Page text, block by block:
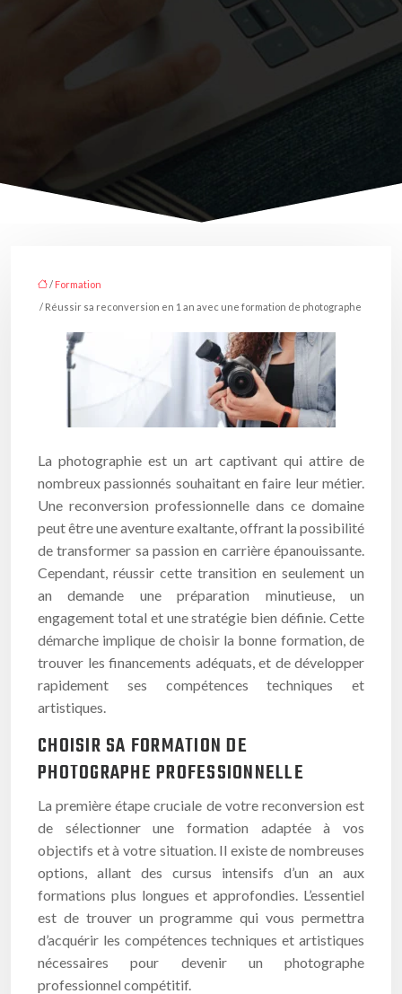
/ Formation
/ Réussir sa reconversion en 1 an avec une formation de photographe
La photographie est un art captivant qui attire de
nombreux passionnés souhaitant en faire leur métier.
Une reconversion professionnelle dans ce domaine
peut être une aventure exaltante, offrant la possibilité
de transformer sa passion en carrière épanouissante.
Cependant, réussir cette transition en seulement un
an demande une préparation minutieuse, un
engagement total et une stratégie bien définie. Cette
démarche implique de choisir la bonne formation, de
trouver les financements adéquats, et de développer
rapidement ses compétences techniques et
artistiques.
CHOISIR SA FORMATION DE
PHOTOGRAPHE PROFESSIONNELLE
La première étape cruciale de votre reconversion est
de sélectionner une formation adaptée à vos
objectifs et à votre situation. Il existe de nombreuses
options, allant des cursus intensifs d’un an aux
formations plus longues et approfondies. L’essentiel
est de trouver un programme qui vous permettra
d’acquérir les compétences techniques et artistiques
nécessaires pour devenir un photographe
professionnel compétitif.